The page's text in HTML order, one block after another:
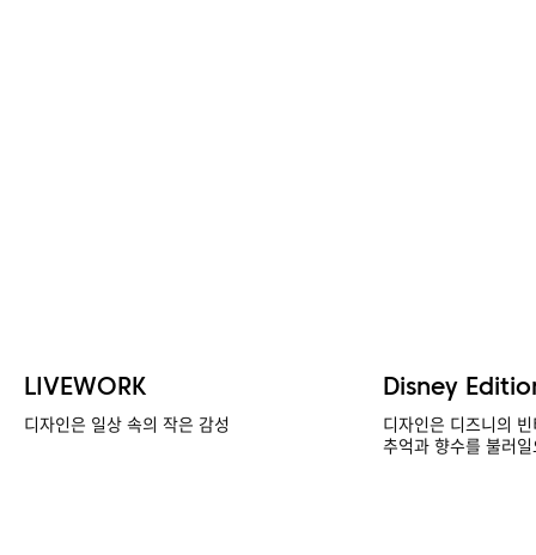
LIVEWORK
디자인은 일상 속의 작은 감성
Disney
디자인은 디즈니의
추억과 향수를 불러